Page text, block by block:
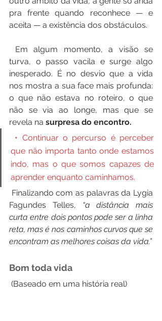
pra frente quando reconhece — e
aceita — a existência dos obstáculos.
turva, o passo vacila e surge algo
inesperado. É no desvio que a vida
nos mostra a sua face mais profunda:
o que não estava no roteiro, o que
não se via ao longe, mas que se
revela na surpresa do encontro.
que não importa tanto onde estamos
indo, mas o que somos capazes de
aprender enquanto caminhamos.
Fagundes Telles, “a distância mais
curta entre dois pontos pode ser a linha
reta, mas é nos caminhos curvos que se
encontram as melhores coisas da vida.”
Bom toda vida
(Baseado em uma história real)